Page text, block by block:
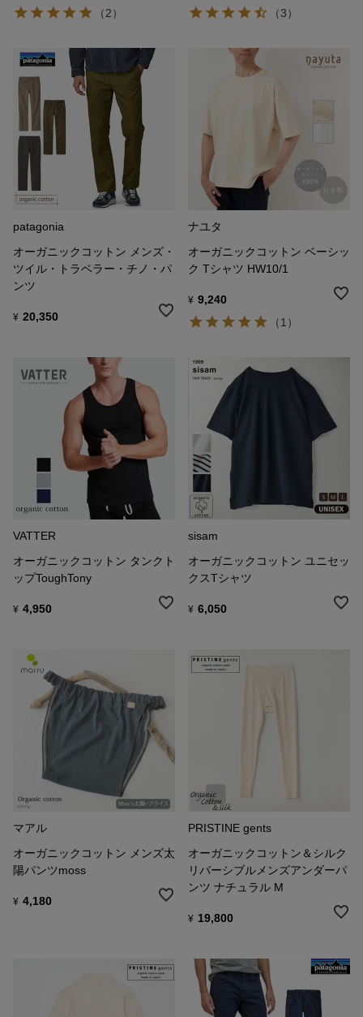
（2）
（3）
patagonia
オーガニックコットン メンズ・
ツイル・トラベラー・チノ・パ
ンツ
¥ 20,350
ナユタ
オーガニックコットン ベーシッ
ク Tシャツ HW10/1
¥ 9,240
（1）
VATTER
オーガニックコットン タンクト
ップToughTony
¥ 4,950
sisam
オーガニックコットン ユニセッ
クスTシャツ
¥ 6,050
マアル
オーガニックコットン メンズ太
陽パンツmoss
¥ 4,180
PRISTINE gents
オーガニックコットン＆シルク
リバーシブルメンズアンダーパ
ンツ ナチュラル M
¥ 19,800